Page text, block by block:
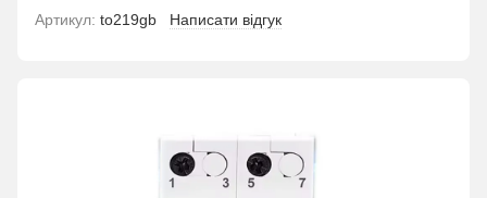
Артикул: to219gb Написати відгук